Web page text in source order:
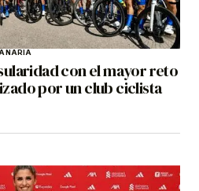
con el mayor reto
por un club ciclista